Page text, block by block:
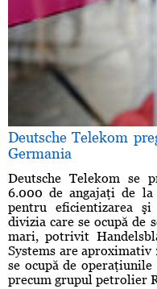
Deutsche Telekom
Germania
Deutsche Telekom se
6.000 de angajaţi de la
pentru eficientizarea
divizia care se ocupă
mari, potrivit
Systems are
se ocupă de
precum grupul petrolier